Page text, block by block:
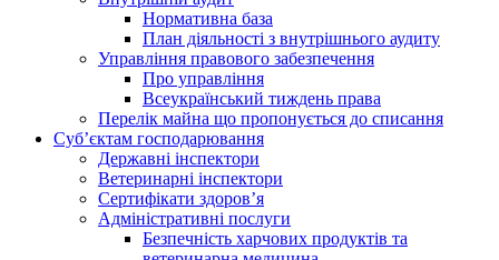
Нормативна база
План діяльності з внутрішнього аудиту
Управління правового забезпечення
Про управління
Всеукраїнський тиждень права
Перелік майна що пропонується до списання
Суб’єктам господарювання
Державні інспектори
Ветеринарні інспектори
Сертифікати здоров’я
Адміністративні послуги
Безпечність харчових продуктів та